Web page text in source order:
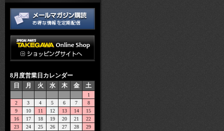
8月度営業日カレンダー
日
月 火 水 木 金 土
1
2
3 4 5 6 7
8
9
10 11 12 13 14
15
16
17 18 19 20 21
22
23
24 25 26 27 28
29